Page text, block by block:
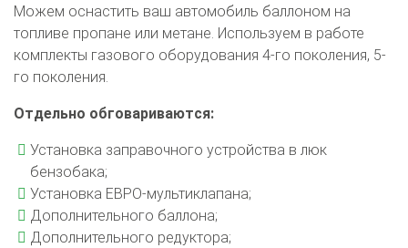
Можем оснастить ваш автомобиль баллоном на
топливе пропане или метане. Используем в работе
комплекты газового оборудования 4-го поколения, 5-
го поколения.
Отдельно обговариваются:
Установка заправочного устройства в люк
бензобака;
Установка ЕВРО-мультиклапана;
Дополнительного баллона;
Дополнительного редуктора;